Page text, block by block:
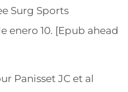
Surg Sports
enero 10. [Epub ahead
JC et al